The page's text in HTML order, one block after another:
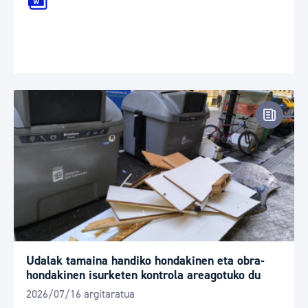
Udalak tamaina handiko hondakinen eta obra-
hondakinen isurketen kontrola areagotuko du
2026/07/16 argitaratua